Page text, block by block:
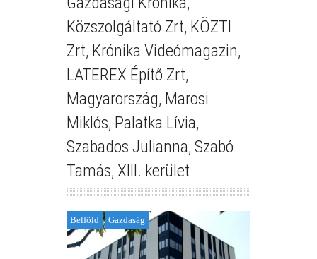
Közszolgáltató Zrt, KÖZTI
Zrt, Krónika Videómagazin,
LATEREX Építő Zrt,
Magyarország, Marosi
Miklós, Palatka Lívia,
Szabados Julianna, Szabó
Tamás, XIII. kerület
Belföld Gazdaság